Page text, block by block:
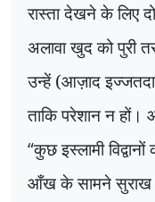
रास्ता देखने के
अलावा खुद को पुरी
उन्हें (आज़ाद
ताकि परेशान न हों।
“कुछ इस्लामी
आँख के सामने सुराख